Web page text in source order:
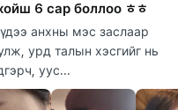
6 сар боллоо ㅎㅎ
анхны мэс заслаар
урд талын хэсгийг нь
уус...